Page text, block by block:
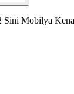
Sini Mobilya